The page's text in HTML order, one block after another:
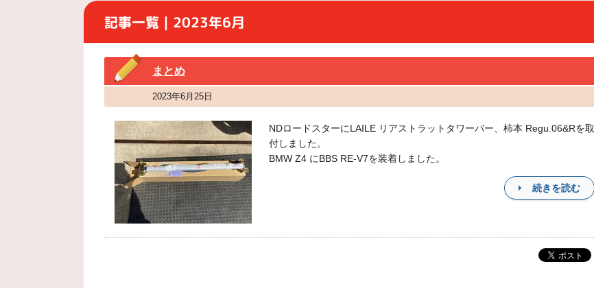
記事一覧｜2023年6月
まとめ
2023年6月25日
NDロードスターにLAILE リアストラットタワーバー、柿本 Regu.06&Rを取
付しました。
BMW Z4 にBBS RE-V7を装着しました。
続きを読む